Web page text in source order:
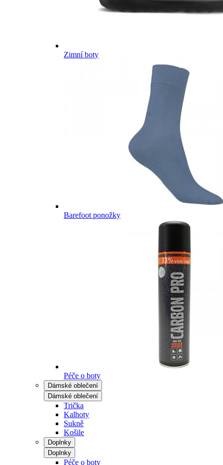
Zimní boty
Barefoot ponožky
Péče o boty
Dámské oblečení
Dámské oblečení
Trička
Kalhoty
Sukně
Košile
Doplnky
Doplnky
Péče o boty